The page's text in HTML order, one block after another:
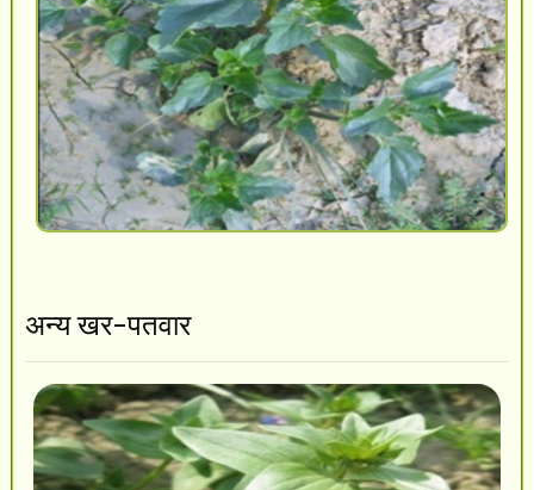
अन्य खर-पतवार